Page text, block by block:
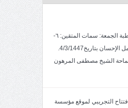
خطبة الجمعة: سمات المتقين: ٦-
عمل الإحسان بتاريخ4/3/1447.
الشيخ مصطفى المرهون
التجريبي لموقع مؤسسة